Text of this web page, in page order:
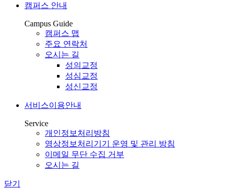
캠퍼스 안내
Campus Guide
캠퍼스 맵
주요 연락처
오시는 길
성의교정
성심교정
성신교정
서비스이용안내
Service
개인정보처리방침
영상정보처리기기 운영 및 관리 방침
이메일 무단 수집 거부
오시는 길
닫기